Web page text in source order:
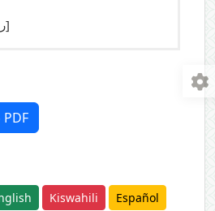
[Саҳеҳ] [رواه مسلم]
حفظ الحديث بصيغة PDF
Kiswahili Español